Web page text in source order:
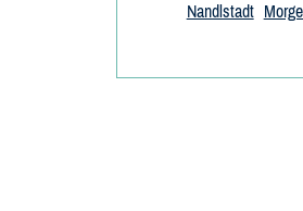
Nandlstadt